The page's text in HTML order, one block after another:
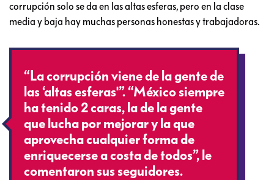
corrupción solo se da en las altas esferas, pero en la clase
media y baja hay muchas personas honestas y trabajadoras.
“La corrupción viene de la gente de
las ‘altas esferas'”. “México siempre
ha tenido 2 caras, la de la gente
que lucha por mejorar y la que
aprovecha cualquier forma de
enriquecerse a costa de todos”, le
comentaron sus seguidores.